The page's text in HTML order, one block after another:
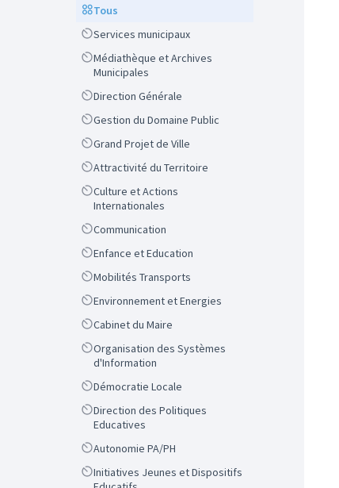
ScopeTous
ScopeServices municipaux
Scope
Médiathèque et Archives
Municipales
ScopeDirection Générale
ScopeGestion du Domaine Public
ScopeGrand Projet de Ville
ScopeAttractivité du Territoire
Scope
Culture et Actions
Internationales
ScopeCommunication
ScopeEnfance et Education
ScopeMobilités Transports
ScopeEnvironnement et Energies
ScopeCabinet du Maire
Scope
Organisation des Systèmes
d'Information
ScopeDémocratie Locale
Scope
Direction des Politiques
Educatives
ScopeAutonomie PA/PH
Scope
Initiatives Jeunes et Dispositifs